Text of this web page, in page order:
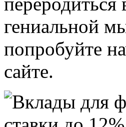
гениальной
попробуйте
сайте.